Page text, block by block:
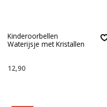
Kinderoorbellen
Waterijsje met Kristallen
12,90